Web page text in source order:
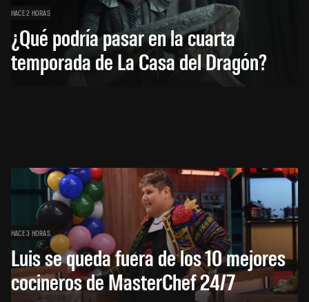
HACE 2 HORAS
¿Qué podría pasar en la cuarta
temporada de La Casa del Dragón?
HACE 3 HORAS
Luis se queda fuera de los 10 mejores
cocineros de MasterChef 24/7